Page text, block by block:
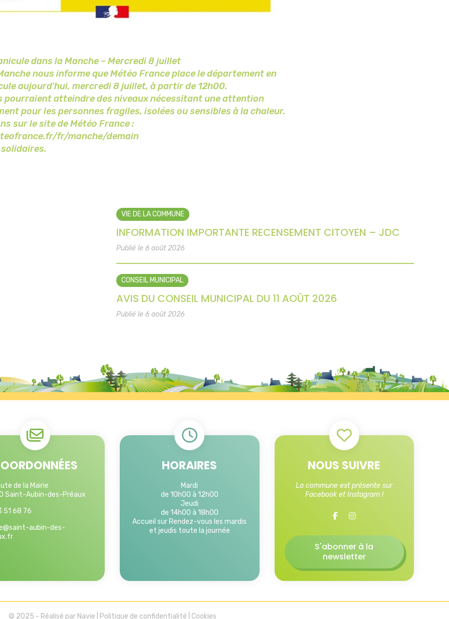
dans la Manche – Mercredi 8 juillet
nous informe que Météo France place le département en
aujourd'hui, mercredi 8 juillet, à partir de 12h00.
pourraient atteindre des niveaux nécessitant une attention
pour les personnes fragiles, isolées ou sensibles à la chaleur.
sur le site de Météo France :
fr/manche/demain
VIE DE LA COMMUNE
INFORMATION IMPORTANTE RECENSEMENT CITOYEN – JDC
Publié le 6 août 2026
CONSEIL MUNICIPAL
AVIS DU CONSEIL MUNICIPAL DU 11 AOÛT 2026
Publié le 6 août 2026
de la Mairie
Saint-Aubin-des-Préaux
51 68 76
aubin-des-
HORAIRES
Mardi
de 10h00 à 12h00
Jeudi
de 14h00 à 18h00
Accueil sur Rendez-vous les mardis
et jeudis toute la journée
NOUS SUIVRE
La commune est présente sur
Facebook et Instagram !
S'abonner à la
newsletter
© 2025 - Réalisé par Navie Politique de confidentialité Cookies